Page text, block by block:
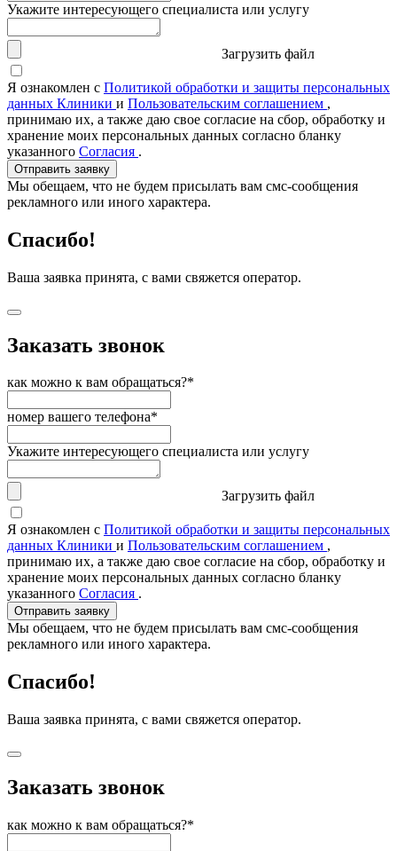
Укажите интересующего специалиста или услугу
Загрузить файл
Я ознакомлен с Политикой обработки и защиты персональных
данных Клиники и Пользовательским соглашением ,
принимаю их, а также даю свое согласие на сбор, обработку и
хранение моих персональных данных согласно бланку
указанного Согласия .
Отправить заявку
Мы обещаем, что не будем присылать вам смс-сообщения
рекламного или иного характера.
Спасибо!
Ваша заявка принята, с вами свяжется оператор.
Заказать звонок
как можно к вам обращаться?*
номер вашего телефона*
Укажите интересующего специалиста или услугу
Загрузить файл
Я ознакомлен с Политикой обработки и защиты персональных
данных Клиники и Пользовательским соглашением ,
принимаю их, а также даю свое согласие на сбор, обработку и
хранение моих персональных данных согласно бланку
указанного Согласия .
Отправить заявку
Мы обещаем, что не будем присылать вам смс-сообщения
рекламного или иного характера.
Спасибо!
Ваша заявка принята, с вами свяжется оператор.
Заказать звонок
как можно к вам обращаться?*